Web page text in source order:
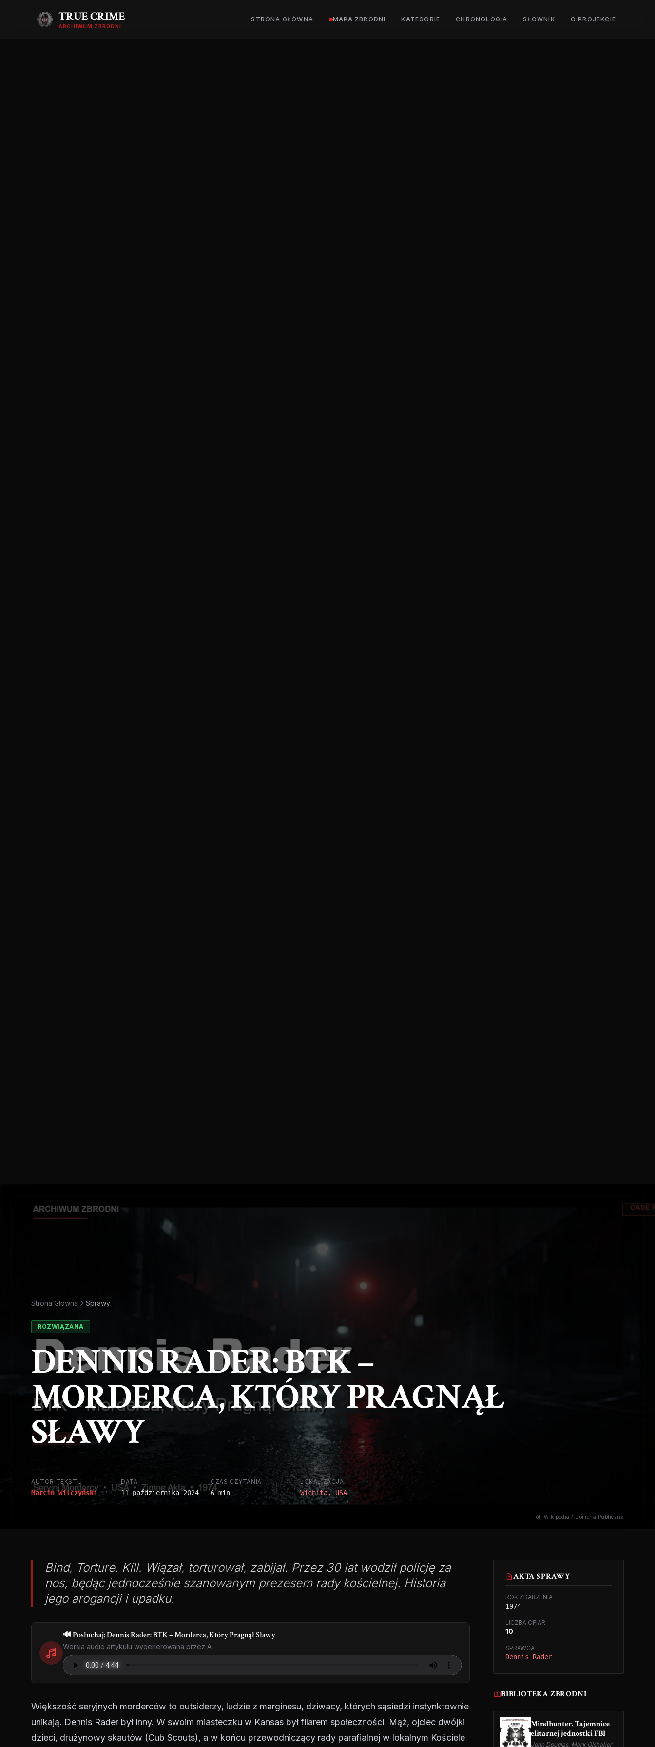
TRUE CRIME
ARCHIWUM ZBRODNI
STRONA GŁÓWNA MAPA ZBRODNI KATEGORIE CHRONOLOGIA SŁOWNIK O PROJEKCIE
Fot. Wikipedia / Domena Publiczna
Strona Główna Sprawy
ROZWIĄZANA
DENNIS RADER: BTK –
MORDERCA, KTÓRY PRAGNĄŁ
SŁAWY
AUTOR TEKSTU
Marcin Wilczyński
DATA
11 października 2024
CZAS CZYTANIA
6 min
LOKALIZACJA
Wichita, USA
AKTA SPRAWY
ROK ZDARZENIA
1974
LICZBA OFIAR
10
SPRAWCA
Dennis Rader
BIBLIOTEKA ZBRODNI
Mindhunter. Tajemnice
elitarnej jednostki FBI
John Douglas, Mark Olshaker
Bind, Torture, Kill. Wiązał, torturował, zabijał. Przez 30 lat wodził policję za
nos, będąc jednocześnie szanowanym prezesem rady kościelnej. Historia
jego arogancji i upadku.
🔊 Posłuchaj: Dennis Rader: BTK – Morderca, Który Pragnął Sławy
Wersja audio artykułu wygenerowana przez AI
Większość seryjnych morderców to outsiderzy, ludzie z marginesu, dziwacy, których sąsiedzi instynktownie
unikają. Dennis Rader był inny. W swoim miasteczku w Kansas był filarem społeczności. Mąż, ojciec dwójki
dzieci, drużynowy skautów (Cub Scouts), a w końcu przewodniczący rady parafialnej w lokalnym Kościele